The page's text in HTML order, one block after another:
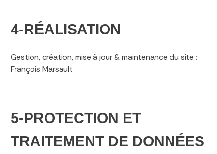
4-RÉALISATION
Gestion, création, mise à jour & maintenance du site :
François Marsault
5-PROTECTION ET
TRAITEMENT DE DONNÉES